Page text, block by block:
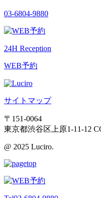
03-6804-9880
24H Reception
WEB予約
サイトマップ
〒151-0064
東京都渋谷区上原1-11-12
@ 2025 Luciro.